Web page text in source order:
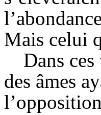
Mais celui
Dans
des âmes